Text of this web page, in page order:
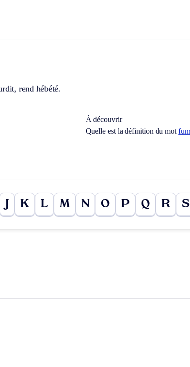
rend hébété.
À découvrir
Quelle est la définition du mot
K L M N O P Q R S